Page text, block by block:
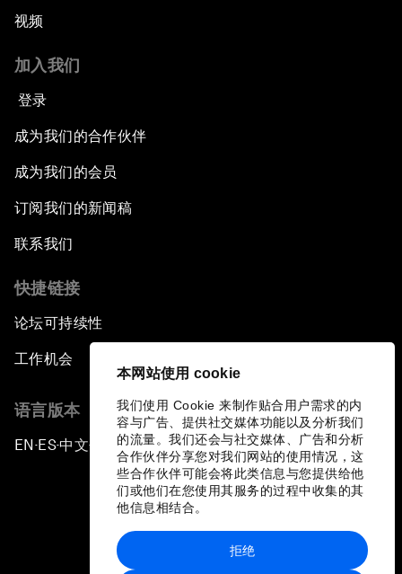
本网站使用 cookie
我们使用 Cookie 来制作贴合用户需求的内
容与广告、提供社交媒体功能以及分析我们
的流量。我们还会与社交媒体、广告和分析
合作伙伴分享您对我们网站的使用情况，这
些合作伙伴可能会将此类信息与您提供给他
们或他们在您使用其服务的过程中收集的其
他信息相结合。
拒绝
视频
加入我们
登录
成为我们的合作伙伴
成为我们的会员
订阅我们的新闻稿
联系我们
快捷链接
论坛可持续性
工作机会
语言版本
EN ▪ ES▪中文▪ 日本語